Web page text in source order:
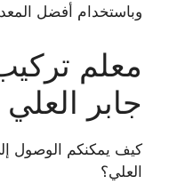
وباستخدام أفضل
معلم
جابر العلي
كيف يمكنكم الوصول
العلي؟